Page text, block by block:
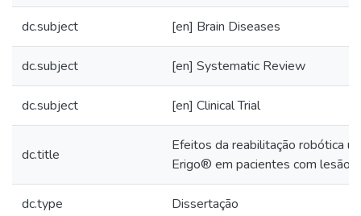
dc.subject [en] Brain Diseases
dc.subject [en] Systematic Review
dc.subject [en] Clinical Trial
dc.title
Efeitos da reabilitação robótica
Erigo® em pacientes com lesão
dc.type Dissertação